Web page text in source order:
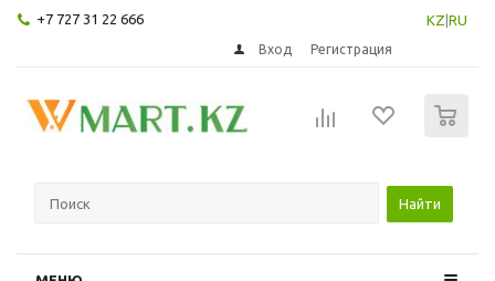
+7 727 31 22 666 KZ RU
Вход Регистрация
Найти